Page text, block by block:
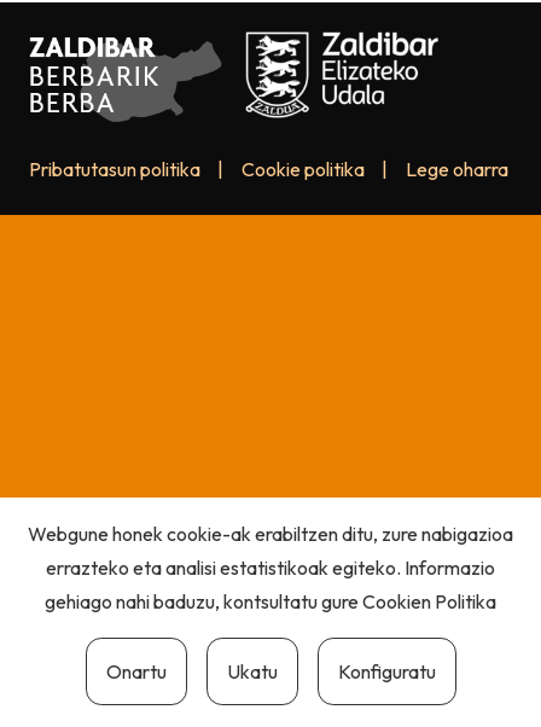
Pribatutasun politika Cookie politika Lege oharra
Webgune honek cookie-ak erabiltzen ditu, zure nabigazioa
errazteko eta analisi estatistikoak egiteko. Informazio
gehiago nahi baduzu, kontsultatu gureCookien Politika
Onartu Ukatu Konfiguratu